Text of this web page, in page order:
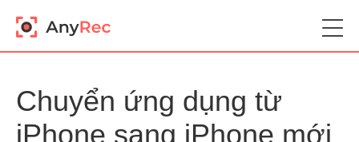
Chuyển ứng dụng từ
iPhone sang iPhone mới